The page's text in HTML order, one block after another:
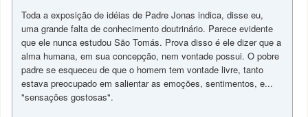
Toda a exposição de idéias de Padre Jonas indica, disse eu,
uma grande falta de conhecimento doutrinário. Parece evidente
que ele nunca estudou São Tomás. Prova disso é ele dizer que a
alma humana, em sua concepção, nem vontade possui. O pobre
padre se esqueceu de que o homem tem vontade livre, tanto
estava preocupado em salientar as emoções, sentimentos, e...
"sensações gostosas".